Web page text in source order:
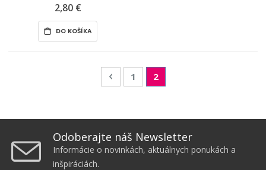
2,80 €
DO KOŠÍKA
PagePage
Predchádzajúca
Page
1 You're currently reading
2
Odoberajte náš Newsletter
Informácie o novinkách, aktuálnych ponukách a
inšpiráciách.